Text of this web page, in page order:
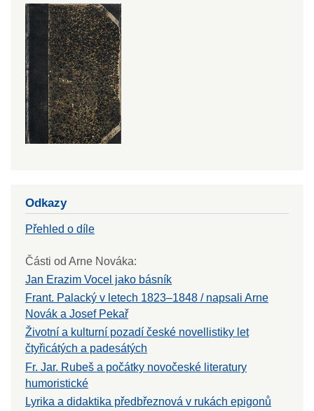
Odkazy
Přehled o díle
Části od Arne Nováka:
Jan Erazim Vocel jako básník
Frant. Palacký v letech 1823–1848 / napsali Arne
Novák a Josef Pekař
Životní a kulturní pozadí české novellistiky let
čtyřicátých a padesátých
Fr. Jar. Rubeš a počátky novočeské literatury
humoristické
Lyrika a didaktika předbřeznová v rukách epigonů